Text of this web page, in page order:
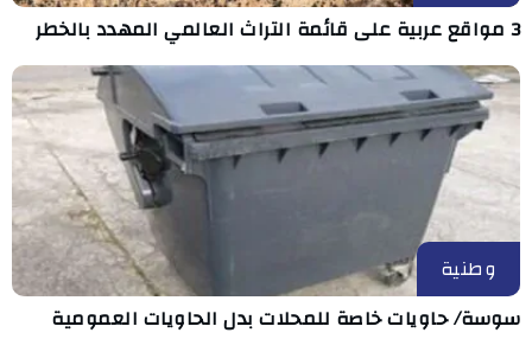
3 مواقع عربية على قائمة التراث العالمي المهدد بالخطر
وطنية
سوسة/ حاويات خاصة للمحلات بدل الحاويات العمومية